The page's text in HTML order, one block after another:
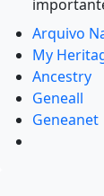
Arquivo
My
Ancestry
Geneall
Geneanet